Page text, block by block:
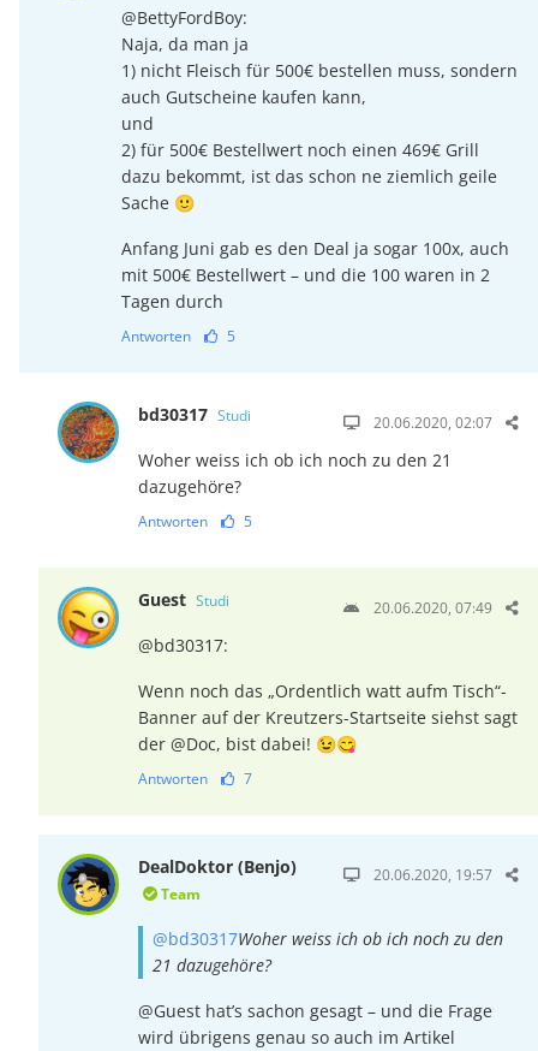
@BettyFordBoy:
Naja, da man ja
1) nicht Fleisch für 500€ bestellen muss, sondern
auch Gutscheine kaufen kann,
und
2) für 500€ Bestellwert noch einen 469€ Grill
dazu bekommt, ist das schon ne ziemlich geile
Sache 🙂
Anfang Juni gab es den Deal ja sogar 100x, auch
mit 500€ Bestellwert – und die 100 waren in 2
Tagen durch
Antworten 5
bd30317 Studi 20.06.2020, 02:07
Woher weiss ich ob ich noch zu den 21
dazugehöre?
Antworten 5
Guest Studi 20.06.2020, 07:49
@bd30317:
Wenn noch das „Ordentlich watt aufm Tisch“-
Banner auf der Kreutzers-Startseite siehst sagt
der @Doc, bist dabei! 😉😋
Antworten 7
DealDoktor (Benjo)
Team
20.06.2020, 19:57
@bd30317Woher weiss ich ob ich noch zu den
21 dazugehöre?
@Guest hat’s sachon gesagt – und die Frage
wird übrigens genau so auch im Artikel